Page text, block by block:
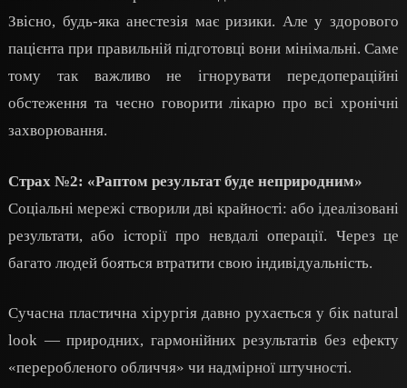
Звісно, будь-яка анестезія має ризики. Але у здорового
пацієнта при правильній підготовці вони мінімальні. Саме
тому так важливо не ігнорувати передопераційні
обстеження та чесно говорити лікарю про всі хронічні
захворювання.
Страх №2: «Раптом результат буде неприродним»
Соціальні мережі створили дві крайності: або ідеалізовані
результати, або історії про невдалі операції. Через це
багато людей бояться втратити свою індивідуальність.
Сучасна пластична хірургія давно рухається у бік natural
look — природних, гармонійних результатів без ефекту
«переробленого обличчя» чи надмірної штучності.